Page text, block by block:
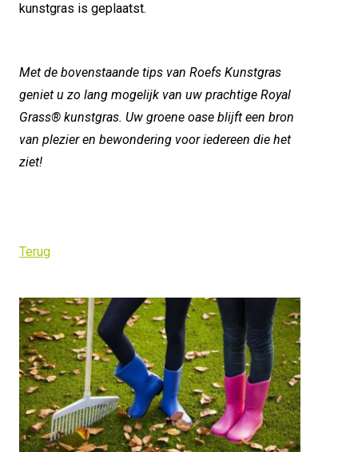
kunstgras is geplaatst.
Met de bovenstaande tips van Roefs Kunstgras
geniet u zo lang mogelijk van uw prachtige Royal
Grass® kunstgras. Uw groene oase blijft een bron
van plezier en bewondering voor iedereen die het
ziet!
Terug